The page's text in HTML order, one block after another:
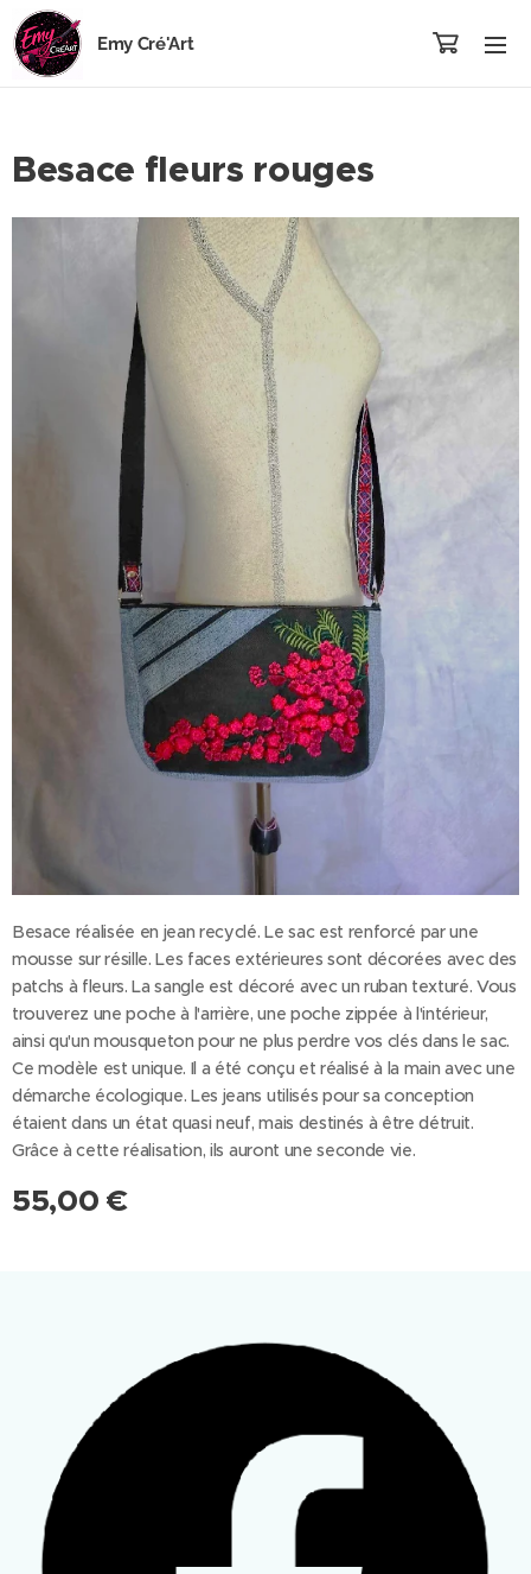
Emy Cré'Art
Besace fleurs rouges
Besace réalisée en jean recyclé. Le sac est renforcé par une
mousse sur résille. Les faces extérieures sont décorées avec des
patchs à fleurs. La sangle est décoré avec un ruban texturé. Vous
trouverez une poche à l'arrière, une poche zippée à l'intérieur,
ainsi qu'un mousqueton pour ne plus perdre vos clés dans le sac.
Ce modèle est unique. Il a été conçu et réalisé à la main avec une
démarche écologique. Les jeans utilisés pour sa conception
étaient dans un état quasi neuf, mais destinés à être détruit.
Grâce à cette réalisation, ils auront une seconde vie.
55,00 €